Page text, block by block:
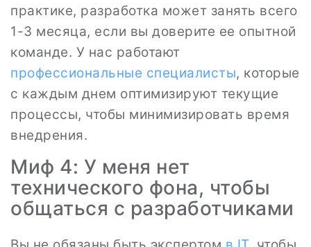
практике, разработка может занять всего
1-3 месяца, если вы доверите ее опытной
команде. У нас работают
профессиональные специалисты, которые
с каждым днем оптимизируют текущие
процессы, чтобы минимизировать время
внедрения.
Миф 4: У меня нет
технического фона, чтобы
общаться с разработчиками